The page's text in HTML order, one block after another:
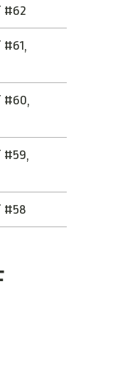
#62
#61,
#60,
#59,
#58